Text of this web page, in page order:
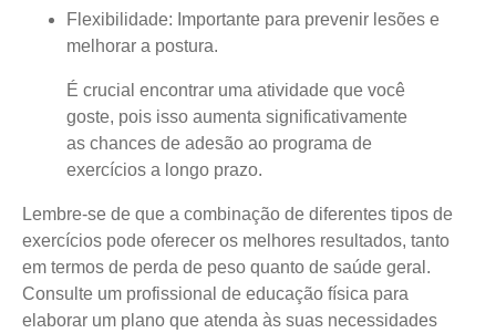
Flexibilidade: Importante para prevenir lesões e
melhorar a postura.
É crucial encontrar uma atividade que você
goste, pois isso aumenta significativamente
as chances de adesão ao programa de
exercícios a longo prazo.
Lembre-se de que a combinação de diferentes tipos de
exercícios pode oferecer os melhores resultados, tanto
em termos de perda de peso quanto de saúde geral.
Consulte um profissional de educação física para
elaborar um plano que atenda às suas necessidades